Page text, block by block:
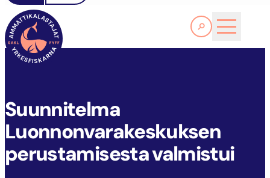
Lue lisää
SAKL
Suunnitelma
Luonnonvarakeskuksen
perustamisesta valmistui